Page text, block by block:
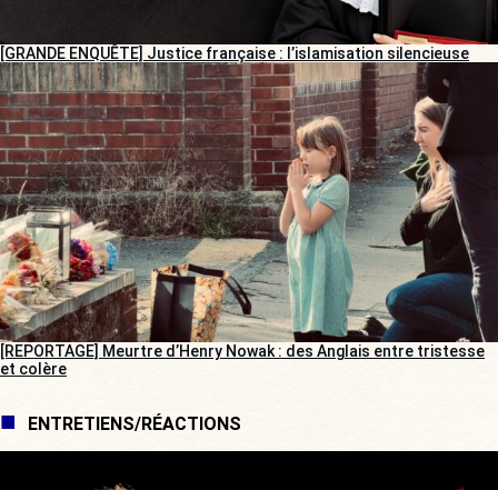
[GRANDE ENQUÊTE] Justice française : l’islamisation silencieuse
[REPORTAGE] Meurtre d’Henry Nowak : des Anglais entre tristesse
et colère
ENTRETIENS/RÉACTIONS